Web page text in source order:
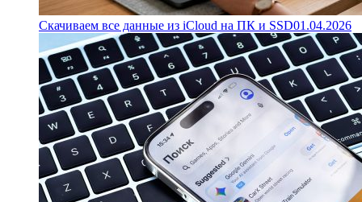
Скачиваем все данные из iCloud на ПК и SSD01.04.2026